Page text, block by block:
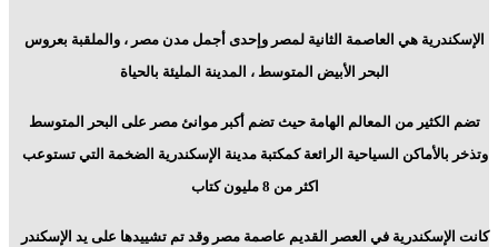
الإسكندرية هي العاصمة الثانية لمصر وإحدى أجمل مدن مصر ، والملقبة بعروس
البحر الأبيض المتوسط ، المدينة المليئة بالحياة
تضم الكثير من المعالم الهامة حيث تضم أكبر موانئ مصر على البحر المتوسط
وتذخر بالأماكن السياحية الرائعة كمكتبة مدينة الإسكندرية الضخمة التي تستوعب
اكثر من 8 مليون كتاب
كانت الإسكندرية في العصر القديم عاصمة مصر وقد تم تشييدها على يد الإسكندر